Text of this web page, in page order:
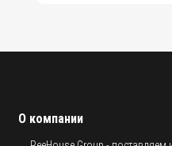
О компании